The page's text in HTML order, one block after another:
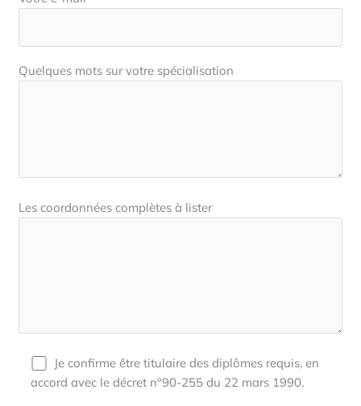
Quelques mots sur votre spécialisation
Les coordonnées complètes à lister
Je confirme être titulaire des diplômes requis, en
accord avec le décret n°90-255 du 22 mars 1990.